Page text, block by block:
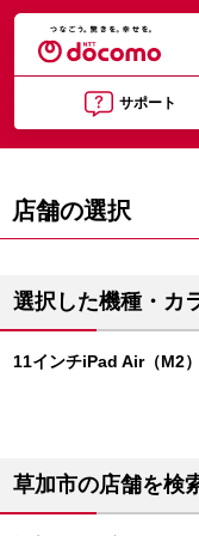
サポート
店舗の選択
選択した機種・カ
11インチiPad Air（M2
草加市の店舗を検